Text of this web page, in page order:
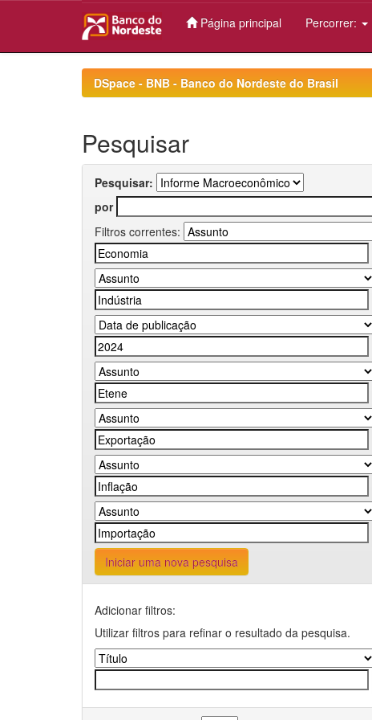
Página principal Percorrer:
DSpace - BNB - Banco do Nordeste do Brasil
Pesquisar
Pesquisar:
por
Filtros correntes:
Iniciar uma nova pesquisa
Adicionar filtros:
Utilizar filtros para refinar o resultado da pesquisa.